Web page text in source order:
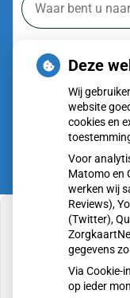
Betrouwbare
U heeft
externe
Deze
Wij
website
cookies en
Voor
Matomo en
werken wij
Reviews),
(Twitter),
gegevens
Via Cookie-
op ieder